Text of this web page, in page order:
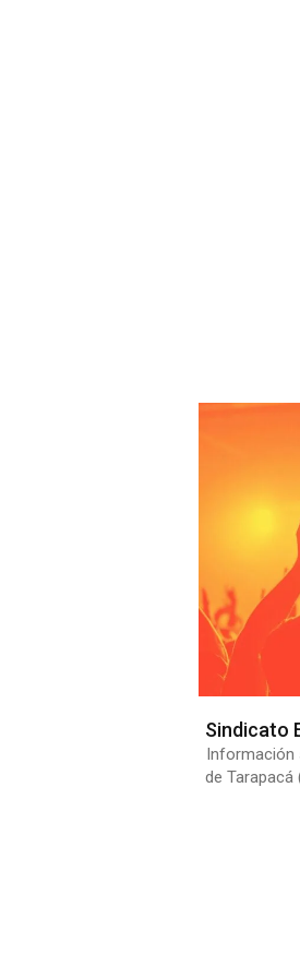
Sindicato
Información
de